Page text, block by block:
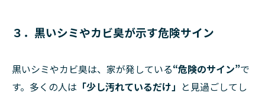
３．黒いシミやカビ臭が示す危険サイン
黒いシミやカビ臭は、家が発している“危険のサイン”で
す。多くの人は 「少し汚れているだけ」 と見過ごしてし